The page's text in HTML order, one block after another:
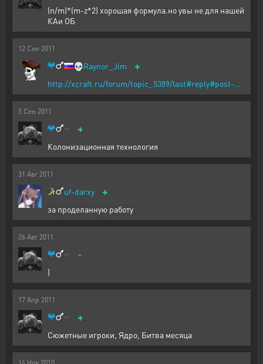
(n/m)*(m-z*2) хорошая формула.но увы не для нашей
КАи ОБ
12 Сен 2011
💀Raynor_Jim +
http://xcraft.ru/forum/topic_5389/last#reply#post-…
5 Сен 2011
+
Колонизационная технология
31 Авг 2011
uf-darxy +
за проделанную работу
26 Авг 2011
-
)
17 Апр 2011
+
Сюжетные игроки, Ядро, Битва месяца